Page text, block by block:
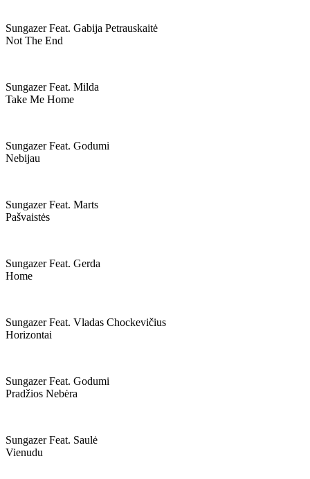
Sungazer Feat. Gabija Petrauskaitė
Not The End
Sungazer Feat. Milda
Take Me Home
Sungazer Feat. Godumi
Nebijau
Sungazer Feat. Marts
Pašvaistės
Sungazer Feat. Gerda
Home
Sungazer Feat. Vladas Chockevičius
Horizontai
Sungazer Feat. Godumi
Pradžios Nebėra
Sungazer Feat. Saulė
Vienudu